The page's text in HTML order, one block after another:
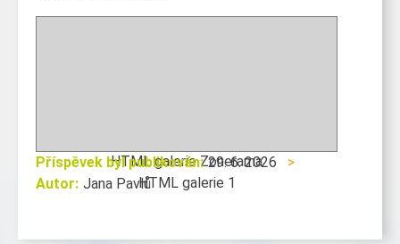
HTML galerie Zonerama
HTML galerie 1
Příspěvek byl publikován: 29. 6. 2026
>
Autor: Jana Pavlů